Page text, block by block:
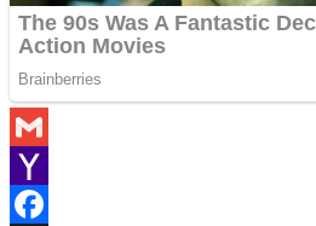
Gmail
Yahoo